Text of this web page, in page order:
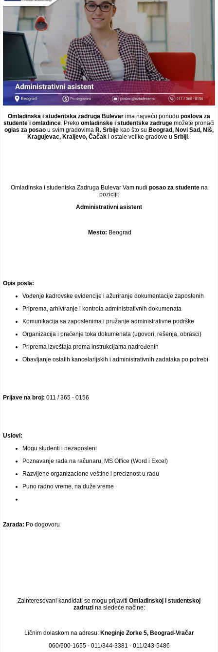
Omladinska i studentska zadruga Bulevar ima najveću ponudu poslova za
studente i omladince . Preko omladinske i studentske zadruge možete pronaći
oglas za posao u svim gradovima R. Srbije kao što su Beograd, Novi Sad, Niš,
Kragujevac, Kraljevo, Čačak i ostale velike gradove u Srbiji
Omladinska i studentska Zadruga Bulevar Vam nudi posao za studentena
poziciji:
Administrativni asistent
Mesto: Beograd
Opis posla:
Vođenje kadrovske evidencije i ažuriranje dokumentacije zaposlenih
Priprema, arhiviranje i kontrola administrativnih dokumenata
Komunikacija sa zaposlenima i pružanje administrativne podrške
Organizacija i praćenje toka dokumenata (ugovori, rešenja, obrasci)
Priprema izveštaja prema instrukcijama nadređenih
Obavljanje ostalih kancelarijskih i administrativnih zadataka po potrebi
Prijave na broj: 011 / 365 - 0156
Uslovi:
Mogu studenti i nezaposleni
Poznavanje rada na računaru, MS Office (Word i Excel)
Razvijene organizacione veštine i preciznost u radu
Puno radno vreme, na duže vreme
Zarada: Po dogovoru
Zainteresovani kandidati se mogu prijaviti Omladinskoj i studentskoj
zadruzina sledeće načine:
Ličnim dolaskom na adresu: Kneginje Zorke 5, Beograd-Vračar
060/600-1655 - 011/344-3381 - 011/243-5486